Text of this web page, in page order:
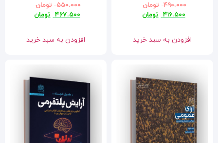
۵۵۰.۰۰۰ تومان
۴۶۷.۵۰۰ تومان
افزودن به سبد خرید